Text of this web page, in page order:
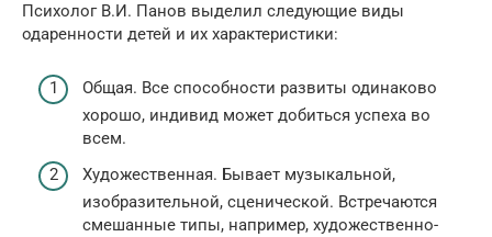
Психолог В.И. Панов выделил следующие виды
одаренности детей и их характеристики:
Общая. Все способности развиты одинаково
хорошо, индивид может добиться успеха во
всем.
Художественная. Бывает музыкальной,
изобразительной, сценической. Встречаются
смешанные типы, например, художественно-